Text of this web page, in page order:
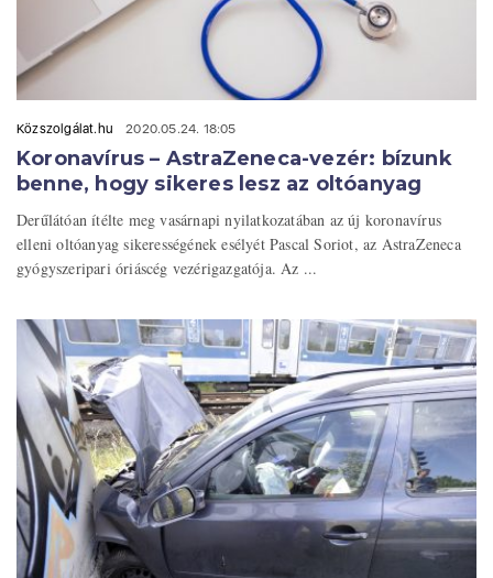
Közszolgálat.hu 2020.05.24. 18:05
Koronavírus – AstraZeneca-vezér: bízunk
benne, hogy sikeres lesz az oltóanyag
Derűlátóan ítélte meg vasárnapi nyilatkozatában az új koronavírus
elleni oltóanyag sikerességének esélyét Pascal Soriot, az AstraZeneca
gyógyszeripari óriáscég vezérigazgatója. Az ...